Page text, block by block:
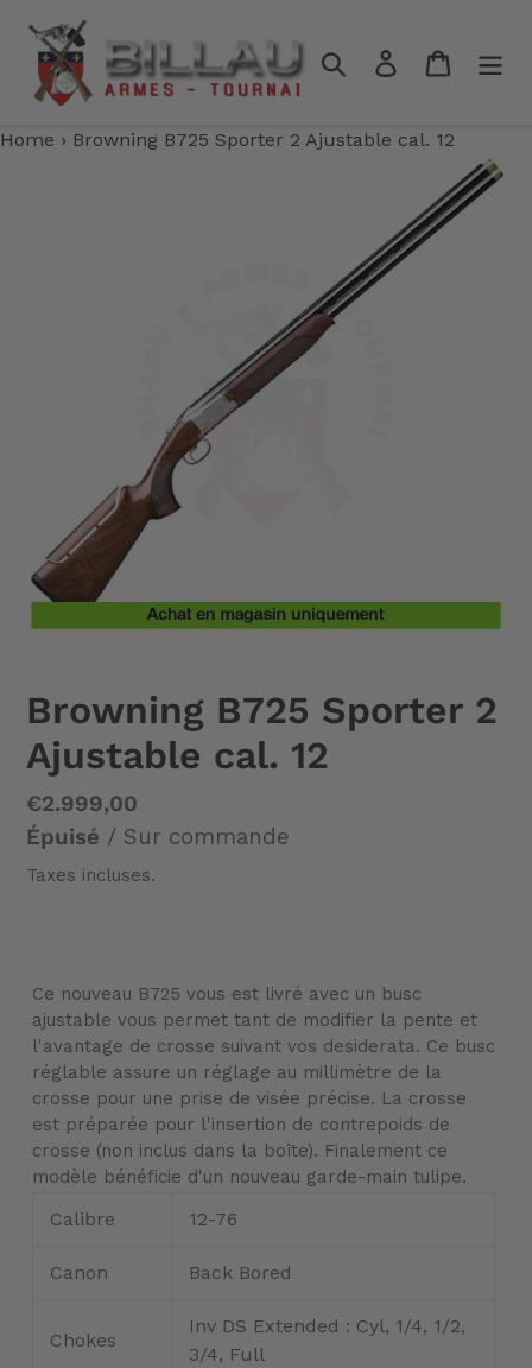
contenu
RechercherSe connecter
Panier
Home › Browning B725 Sporter 2 Ajustable cal. 12
Browning B725 Sporter 2
Ajustable cal. 12
Prix
normal
€2.999,00
Épuisé / Sur commande
Taxes incluses.
produit
à
votre
panier
Ce nouveau B725 vous est livré avec un busc
ajustable vous permet tant de modifier la pente et
l'avantage de crosse suivant vos desiderata. Ce busc
réglable assure un réglage au millimètre de la
crosse pour une prise de visée précise. La crosse
est préparée pour l'insertion de contrepoids de
crosse (non inclus dans la boîte). Finalement ce
modèle bénéficie d'un nouveau garde-main tulipe.
Calibre 12-76
Canon Back Bored
Chokes
Inv DS Extended : Cyl, 1/4, 1/2,
3/4, Full